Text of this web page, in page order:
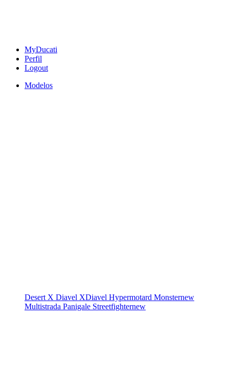
MyDucati
Perfil
Logout
Modelos
Desert X Diavel XDiavel Hypermotard Monsternew
Multistrada Panigale Streetfighternew